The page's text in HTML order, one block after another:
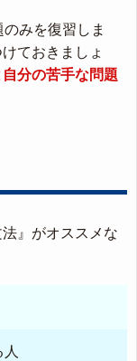
みを復習しま
ておきましょ
分の苦手な問題
』がオススメな